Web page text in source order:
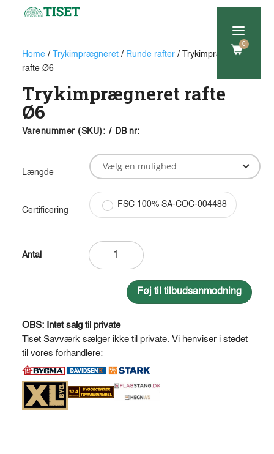
a
0
Home/ Trykimprægneret/ Runde rafter/ Trykimprægneret
rafte Ø6
Trykimprægneret rafte
Ø6
Varenummer (SKU): / DB nr:
Længde
Certificering
FSC 100% SA-COC-004488
Føj til tilbudsanmodning
A
l
t
e
r
n
t
OBS: Intet salg til private
Tiset Savværk sælger ikke til private. Vi henviser i stedet
til vores forhandlere: